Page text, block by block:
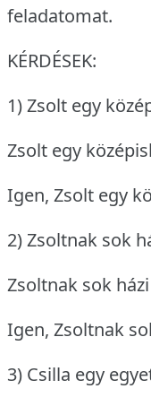
feladatomat.
KÉRDÉSEK:
1) Zsolt egy
Zsolt egy
Igen, Zsolt egy
2) Zsoltnak sok
Zsoltnak sok
Igen, Zsoltnak
3) Csilla egy